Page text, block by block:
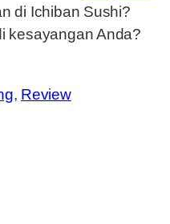
di Ichiban Sushi?
kesayangan Anda?
, Review